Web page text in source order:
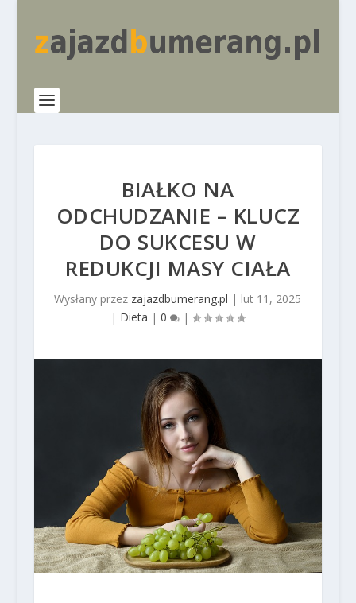
BIAŁKO NA
ODCHUDZANIE – KLUCZ
DO SUKCESU W
REDUKCJI MASY CIAŁA
Wysłany przez zajazdbumerang.pl | lut 11, 2025
| Dieta |0 |